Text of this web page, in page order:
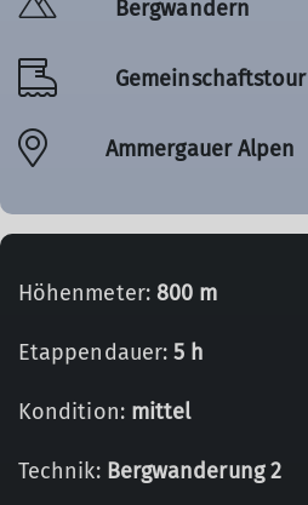
Bergwandern
Gemeinschaftstour
Ammergauer Alpen
Höhenmeter: 800 m
Etappendauer:5 h
Kondition: mittel
Technik: Bergwanderung 2